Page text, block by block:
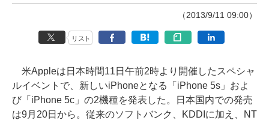
（2013/9/11 09:00）
リスト
米Appleは日本時間11日午前2時より開催したスペシャ
ルイベントで、新しいiPhoneとなる「iPhone 5s」およ
び「iPhone 5c」の2機種を発表した。日本国内での発売
は9月20日から。従来のソフトバンク、KDDIに加え、NT